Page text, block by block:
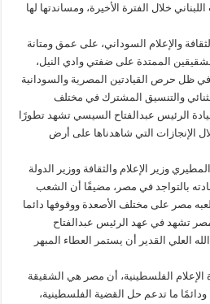
خلال الفترة الأخيرة، ومساندتها لها
والإعلام السوداني، على عمق ومتانة
الممتدة على ضفتي وادي النيل،
ظل حرص القيادتين المصرية والسودانية
والتنسيق المشترك في مختلف
الرئيس عبدالفتاح السيسي تشهد تطورًا
الإنجازات التي شاهدناها على أرض
وزير الإعلام والثقافة ووزير الدولة
بالتواجد في مصر، مضيفًا أن الشعب
مصر على مختلف الأصعدة ووقوفها دائما
تشهد في عهد الرئيس عبدالفتاح
العلي القدير أن يستمر العطاء المبهر
الفلسطينية، أن مصر هي الشقيقة
ما تدعم حل القضية الفلسطينية،